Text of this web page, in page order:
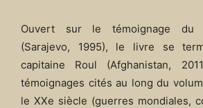
Ouvert sur le témoignage du
(Sarajevo, 1995), le livre se
capitaine Roul (Afghanistan,
témoignages cités au long du
le XXe siècle (guerres mondiales,